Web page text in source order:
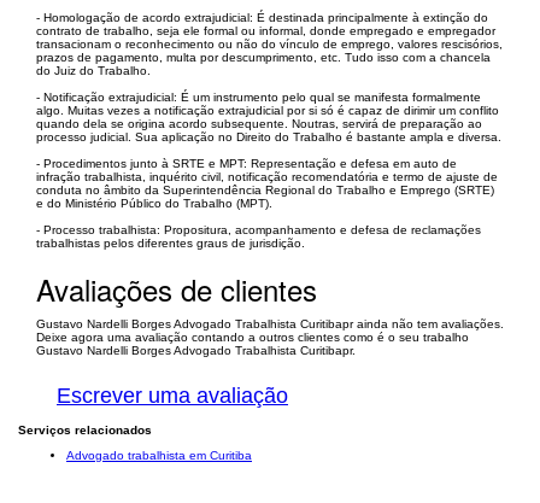
- Homologação de acordo extrajudicial: É destinada principalmente à extinção do
contrato de trabalho, seja ele formal ou informal, donde empregado e empregador
transacionam o reconhecimento ou não do vínculo de emprego, valores rescisórios,
prazos de pagamento, multa por descumprimento, etc. Tudo isso com a chancela
do Juiz do Trabalho.
- Notificação extrajudicial: É um instrumento pelo qual se manifesta formalmente
algo. Muitas vezes a notificação extrajudicial por si só é capaz de dirimir um conflito
quando dela se origina acordo subsequente. Noutras, servirá de preparação ao
processo judicial. Sua aplicação no Direito do Trabalho é bastante ampla e diversa.
- Procedimentos junto à SRTE e MPT: Representação e defesa em auto de
infração trabalhista, inquérito civil, notificação recomendatória e termo de ajuste de
conduta no âmbito da Superintendência Regional do Trabalho e Emprego (SRTE)
e do Ministério Público do Trabalho (MPT).
- Processo trabalhista: Propositura, acompanhamento e defesa de reclamações
trabalhistas pelos diferentes graus de jurisdição.
Avaliações de clientes
Gustavo Nardelli Borges Advogado Trabalhista Curitibapr ainda não tem avaliações.
Deixe agora uma avaliação contando a outros clientes como é o seu trabalho
Gustavo Nardelli Borges Advogado Trabalhista Curitibapr.
Escrever uma avaliação
Serviços relacionados
Advogado trabalhista em Curitiba